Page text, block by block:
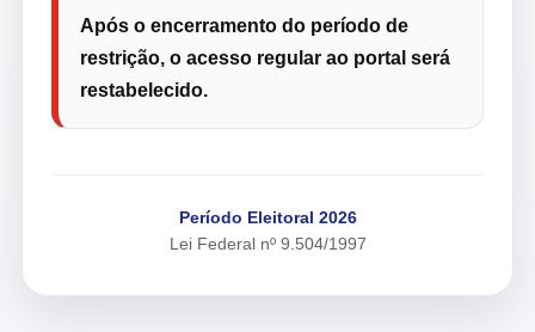
Após o encerramento do período de
restrição, o acesso regular ao portal será
restabelecido.
Período Eleitoral 2026
Lei Federal nº 9.504/1997